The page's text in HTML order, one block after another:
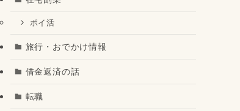
ポイ活
旅行・おでかけ情報
借金返済の話
転職